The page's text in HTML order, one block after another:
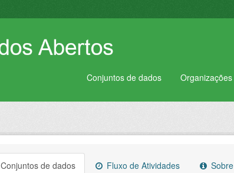
Conjuntos de dados Organizações
Conjuntos de dados Fluxo de Atividades Sobre